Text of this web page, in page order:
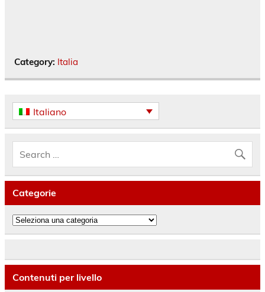
Category: Italia
Italiano
Categorie
Categorie
Contenuti per livello